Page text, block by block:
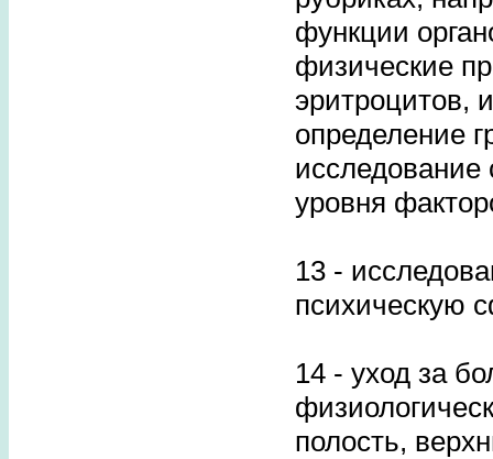
функции
физические
эритроцитов,
определение
исследование
уровня
13 -
психическую
14 - уход за
полость,